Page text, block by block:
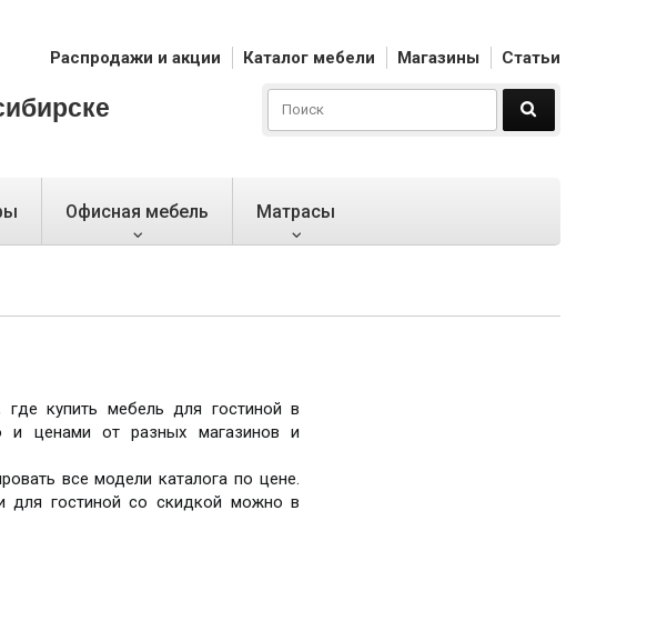
Распродажи и акции Каталог мебели Магазины Статьи
Офисная мебель Матрасы
купить мебель для гостиной в
и ценами от разных магазинов и
все модели каталога по цене.
для гостиной со скидкой можно в